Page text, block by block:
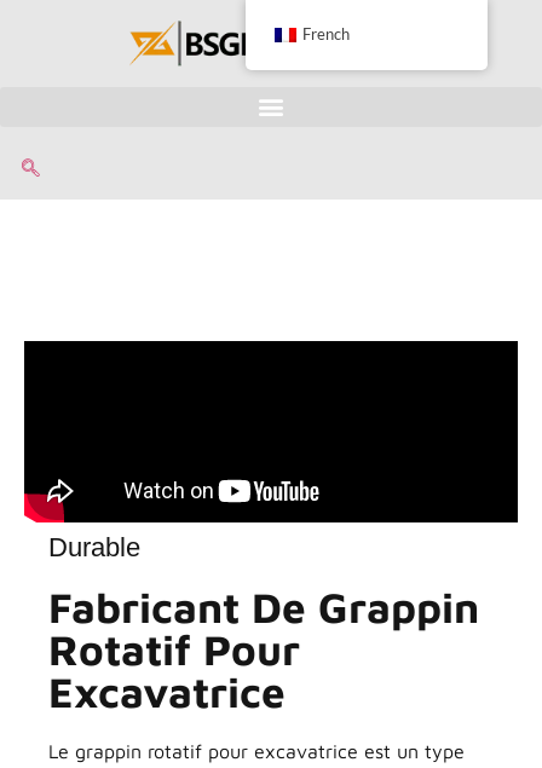
Durable
Fabricant De Grappin
Rotatif Pour
Excavatrice
Le grappin rotatif pour excavatrice est un type
French